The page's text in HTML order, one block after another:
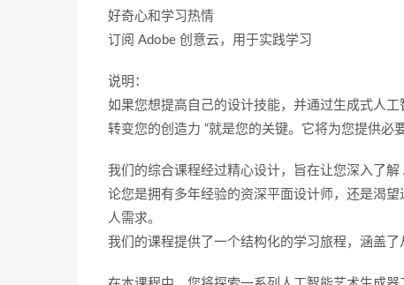
好奇心和学习热情
订阅 Adobe 创意云，用于实践学习
说明：
如果您想提高自己的设计技能，并通过生成式人
转变您的创造力 “就是您的关键。它将为您提供必
我们的综合课程经过精心设计，旨在让您深入了
论您是拥有多年经验的资深平面设计师，还是渴
人需求。
我们的课程提供了一个结构化的学习旅程，涵盖